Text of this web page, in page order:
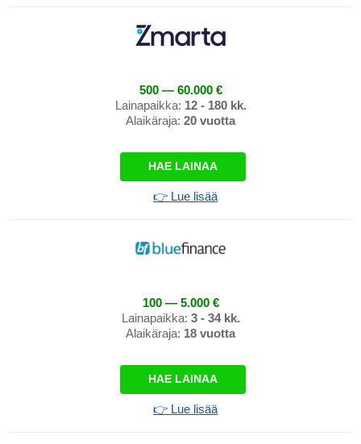
500 — 60.000 €
Lainapaikka: 12 - 180 kk.
Alaikäraja: 20 vuotta
HAE LAINAA
👉 Lue lisää
100 — 5.000 €
Lainapaikka: 3 - 34 kk.
Alaikäraja: 18 vuotta
HAE LAINAA
👉 Lue lisää